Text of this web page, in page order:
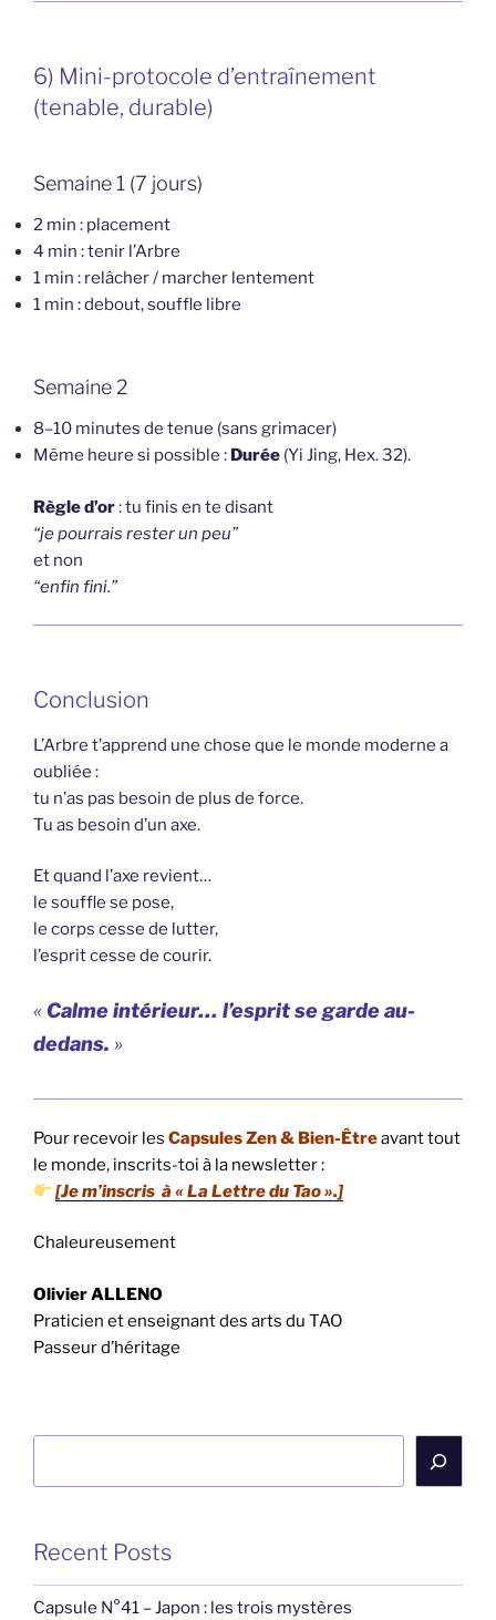
6) Mini-protocole d’entraînement
(tenable, durable)
Semaine 1 (7 jours)
2 min : placement
4 min : tenir l’Arbre
1 min : relâcher / marcher lentement
1 min : debout, souffle libre
Semaine 2
8–10 minutes de tenue (sans grimacer)
Même heure si possible : Durée (Yi Jing, Hex. 32).
Règle d’or: tu finis en te disant
“je pourrais rester un peu”
et non
“enfin fini.”
Conclusion
L’Arbre t’apprend une chose que le monde moderne a
oubliée :
tu n’as pas besoin de plus de force.
Tu as besoin d’un axe.
Et quand l’axe revient…
le souffle se pose,
le corps cesse de lutter,
l’esprit cesse de courir.
« Calme intérieur… l’esprit se garde au-
dedans. »
Pour recevoir les Capsules Zen & Bien-Êtreavant tout
le monde, inscrits-toi à la newsletter :
[Je m’inscris à « La Lettre du Tao ».]
Chaleureusement
Olivier ALLENO
Praticien et enseignant des arts du TAO
Passeur d’héritage
Recent Posts
Capsule N°41 – Japon : les trois mystères